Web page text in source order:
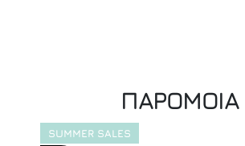
ΠΑΡΟΜΟΙΑ
SUMMER SALES